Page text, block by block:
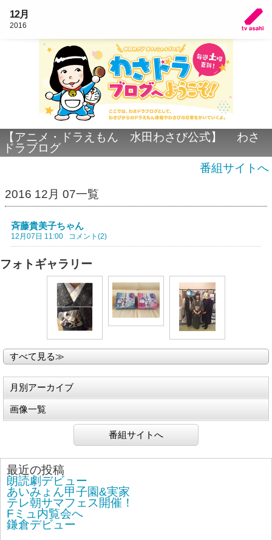
12月
2016
【アニメ・ドラえもん 水田わさび公式】 わさ
ドラブログ
番組サイトへ
2016 12月 07一覧
斉藤貴美子ちゃん
12月07日 11:00 コメント(2)
フォトギャラリー
すべて見る≫
月別アーカイブ
画像一覧
番組サイトへ
最近の投稿
朗読劇デビュー
あいみょん甲子園&実家
テレ朝サマフェス開催！
Fミュ内覧会へ
鎌倉デビュー